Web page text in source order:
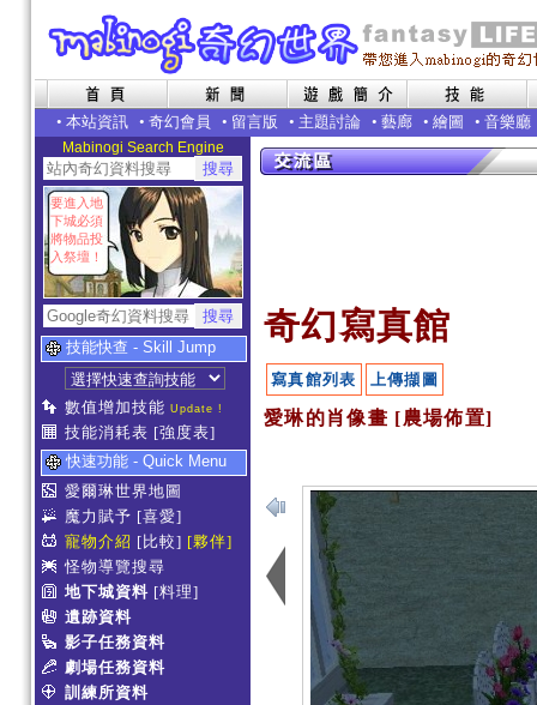
• 本站資訊 • 奇幻會員 • 留言版 • 主題討論 • 藝廊 • 繪圖 • 音樂廳
Mabinogi Search Engine
要進入地
下城必須
將物品投
入祭壇！
技能快查 - Skill Jump
數值增加技能 Update !
技能消耗表 [強度表]
快速功能 - Quick Menu
愛爾琳世界地圖
魔力賦予 [喜愛]
寵物介紹 [比較] [夥伴]
怪物導覽搜尋
地下城資料 [料理]
遺跡資料
影子任務資料
劇場任務資料
訓練所資料
奇幻寫真館
寫真館列表 上傳擷圖
愛琳的肖像畫 [農場佈置]